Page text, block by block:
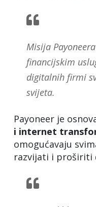
Misija
financijskim
digitalnih firmi
svijeta.
Payoneer je
i internet
omogućavaju
razvijati i proširiti